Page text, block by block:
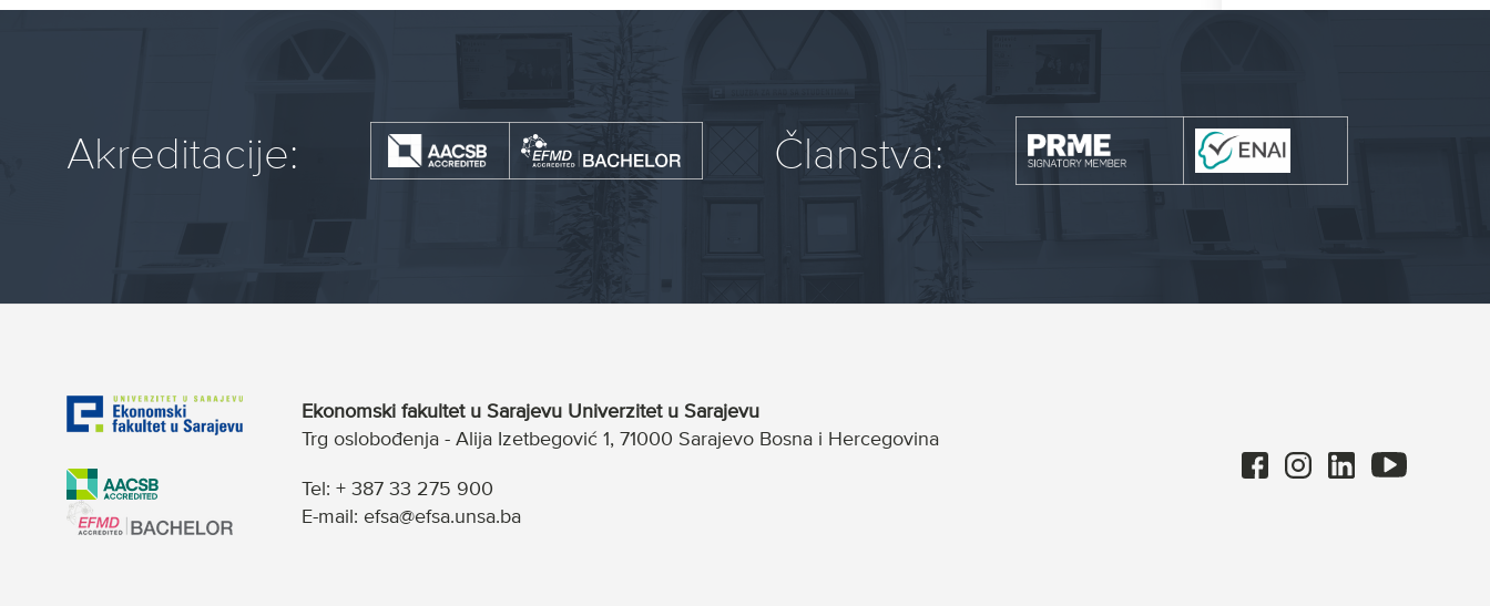
Akreditacije: Članstva:
Ekonomski fakultet u Sarajevu Univerzitet u Sarajevu
Trg oslobođenja - Alija Izetbegović 1, 71000 Sarajevo Bosna i Hercegovina
Tel: + 387 33 275 900
E-mail: efsa@efsa.unsa.ba